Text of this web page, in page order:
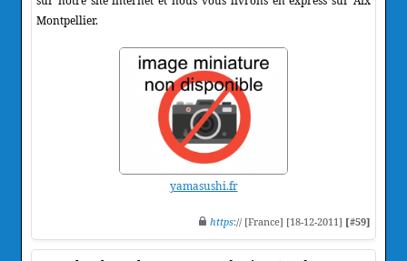
Montpellier.
yamasushi.fr
https:// [France] [18-12-2011] [#59]